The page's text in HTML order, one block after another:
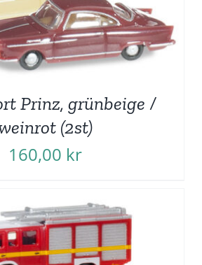
Prinz, grünbeige /
(2st)
160,00 kr